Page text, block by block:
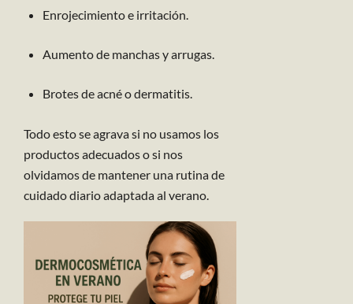
Enrojecimiento e irritación.
Aumento de manchas y arrugas.
Brotes de acné o dermatitis.
Todo esto se agrava si no usamos los
productos adecuados o si nos
olvidamos de mantener una rutina de
cuidado diario adaptada al verano.